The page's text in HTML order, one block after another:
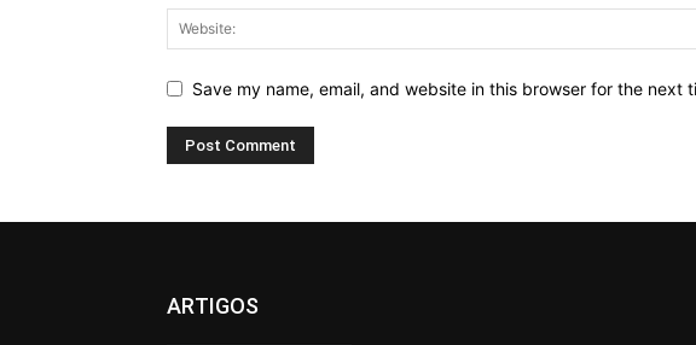
Save my name, email, and website in this browser for the next
ARTIGOS